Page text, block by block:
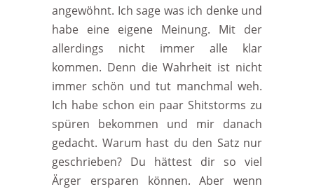
angewöhnt. Ich sage was ich denke und
habe eine eigene Meinung. Mit der
allerdings nicht immer alle klar
kommen. Denn die Wahrheit ist nicht
immer schön und tut manchmal weh.
Ich habe schon ein paar Shitstorms zu
spüren bekommen und mir danach
gedacht. Warum hast du den Satz nur
geschrieben? Du hättest dir so viel
Ärger ersparen können. Aber wenn